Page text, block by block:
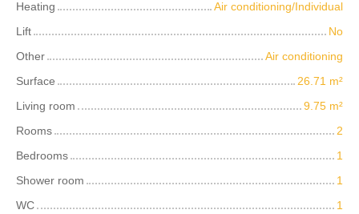
Heating
Air conditioning/Individual
Lift
No
Other
Air conditioning
Surface
26.71 m²
Living room
9.75 m²
Rooms
2
Bedrooms
1
Shower room
1
WC
1